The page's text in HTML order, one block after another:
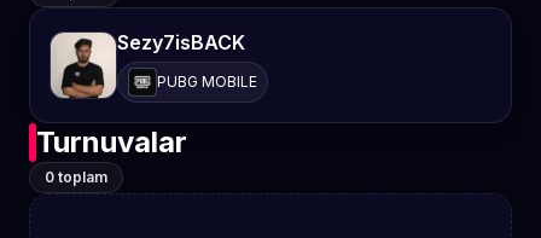
Sezy7isBACK
PUBG MOBILE
Turnuvalar
0 toplam